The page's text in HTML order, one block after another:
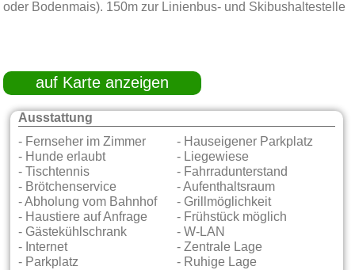
oder Bodenmais). 150m zur Linienbus- und Skibushaltestelle
auf Karte anzeigen
Ausstattung
- Fernseher im Zimmer
- Hauseigener Parkplatz
- Hunde erlaubt
- Liegewiese
- Tischtennis
- Fahrradunterstand
- Brötchenservice
- Aufenthaltsraum
- Abholung vom Bahnhof
- Grillmöglichkeit
- Haustiere auf Anfrage
- Frühstück möglich
- Gästekühlschrank
- W-LAN
- Internet
- Zentrale Lage
- Parkplatz
- Ruhige Lage